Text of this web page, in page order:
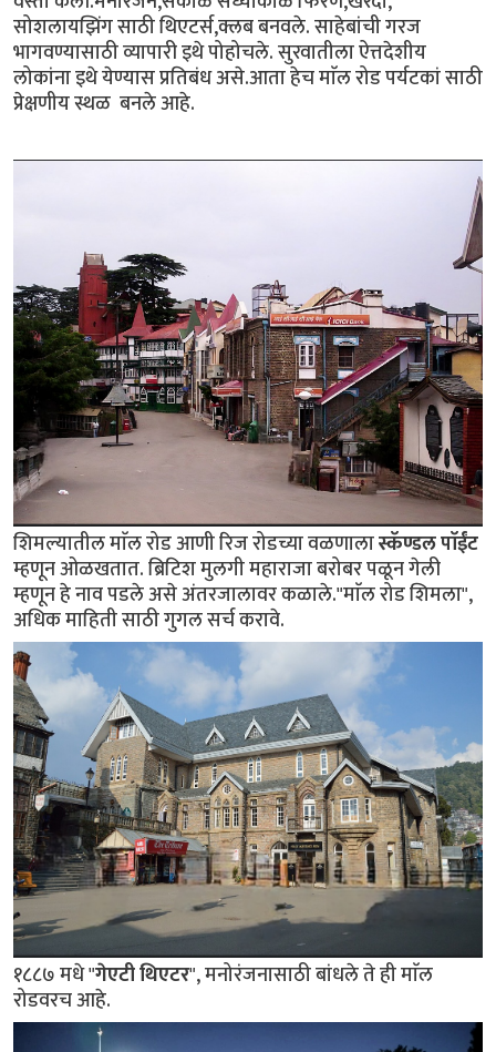
सोशलायझिंग साठी थिएटर्स,क्लब बनवले. साहेबांची गरज
भागवण्यासाठी व्यापारी इथे पोहोचले. सुरवातीला ऐत्तदेशीय
लोकांना इथे येण्यास प्रतिबंध असे.आता हेच माॅल रोड पर्यटकां साठी
प्रेक्षणीय स्थळ बनले आहे.
शिमल्यातील माॅल रोड आणी रिज रोडच्या वळणालास्कॅण्डल पाॅईंट
म्हणून ओळखतात. ब्रिटिश मुलगी महाराजा बरोबर पळून गेली
म्हणून हे नाव पडले असे अंतरजालावर कळाले."माॅल रोड शिमला",
अधिक माहिती साठी गुगल सर्च करावे.
१८८७ मधे "गेएटी थिएटर", मनोरंजनासाठी बांधले ते ही माॅल
रोडवरच आहे.